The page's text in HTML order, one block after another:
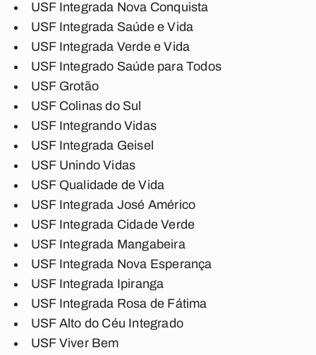
USF Integrada Nova Conquista
USF Integrada Saúde e Vida
USF Integrada Verde e Vida
USF Integrado Saúde para Todos
USF Grotão
USF Colinas do Sul
USF Integrando Vidas
USF Integrada Geisel
USF Unindo Vidas
USF Qualidade de Vida
USF Integrada José Américo
USF Integrada Cidade Verde
USF Integrada Mangabeira
USF Integrada Nova Esperança
USF Integrada Ipiranga
USF Integrada Rosa de Fátima
USF Alto do Céu Integrado
USF Viver Bem